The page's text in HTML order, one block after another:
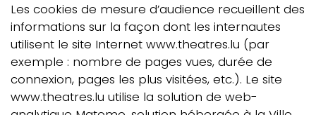
Les cookies de mesure d’audience recueillent des
informations sur la façon dont les internautes
utilisent le site Internet www.theatres.lu (par
exemple : nombre de pages vues, durée de
connexion, pages les plus visitées, etc.). Le site
www.theatres.lu utilise la solution de web-